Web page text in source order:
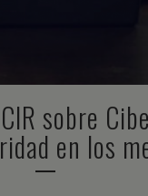
sobre
en los